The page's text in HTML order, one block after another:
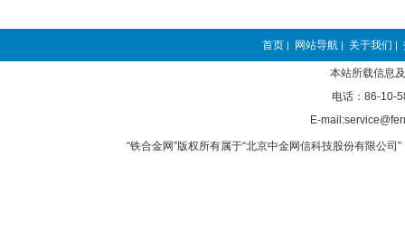
首页 | 网站导航 | 关于我们 |
本站所载信息
电话：86-10-
E-
“铁合金网”版权所有属于“北京中金网信科技股份有限公司